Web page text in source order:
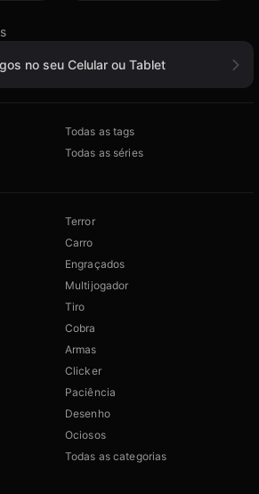
no seu Celular ou Tablet
Todas as tags
Todas as séries
Terror
Carro
Engraçados
Multijogador
Tiro
Cobra
Armas
Clicker
Paciência
Desenho
Ociosos
Todas as categorias